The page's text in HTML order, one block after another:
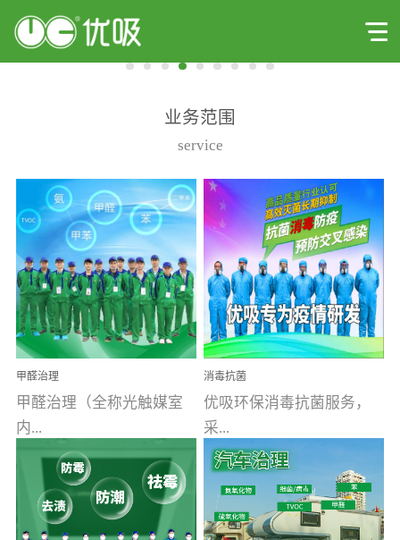
业务范围
service
甲醛治理
甲醛治理（全称光触媒室
内...
空气污染净化治理）工业
文明的进步，创造了多姿
消毒抗菌
优吸环保消毒抗菌服务，
采...
用行业公认奥维牌消毒
液，具备杀死人体冠状病